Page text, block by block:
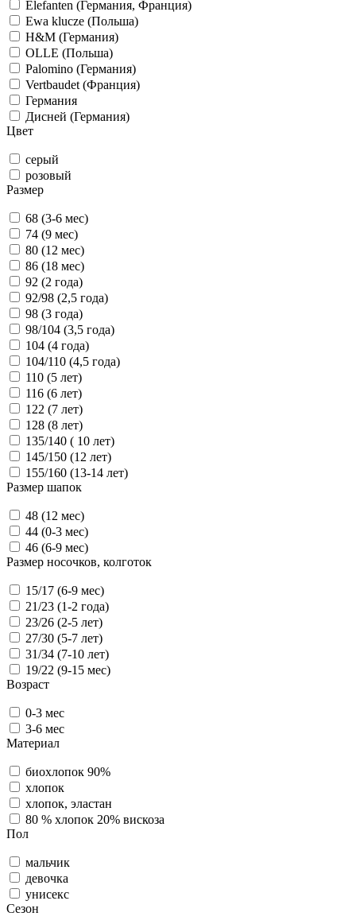
Elefanten (Германия, Франция)
Ewa klucze (Польша)
H&M (Германия)
OLLE (Польша)
Palomino (Германия)
Vertbaudet (Франция)
Германия
Дисней (Германия)
Цвет
серый
розовый
Размер
68 (3-6 мес)
74 (9 мес)
80 (12 мес)
86 (18 мес)
92 (2 года)
92/98 (2,5 года)
98 (3 года)
98/104 (3,5 года)
104 (4 года)
104/110 (4,5 года)
110 (5 лет)
116 (6 лет)
122 (7 лет)
128 (8 лет)
135/140 ( 10 лет)
145/150 (12 лет)
155/160 (13-14 лет)
Размер шапок
48 (12 мес)
44 (0-3 мес)
46 (6-9 мес)
Размер носочков, колготок
15/17 (6-9 мес)
21/23 (1-2 года)
23/26 (2-5 лет)
27/30 (5-7 лет)
31/34 (7-10 лет)
19/22 (9-15 мес)
Возраст
0-3 мес
3-6 мес
Материал
биохлопок 90%
хлопок
хлопок, эластан
80 % хлопок 20% вискоза
Пол
мальчик
девочка
унисекс
Сезон